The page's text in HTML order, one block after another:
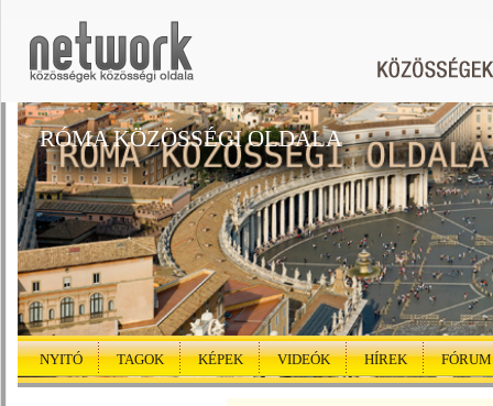
RÓMA KÖZÖSSÉGI OLDALA
NYITÓ TAGOK KÉPEK VIDEÓK HÍREK FÓRUM